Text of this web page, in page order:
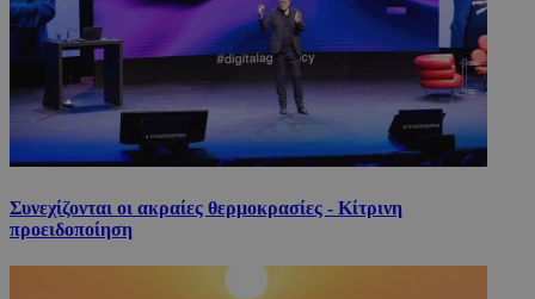
Συνεχίζονται οι ακραίες θερμοκρασίες - Κίτρινη
προειδοποίηση